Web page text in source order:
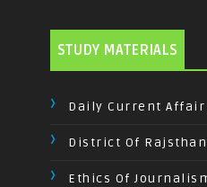
STUDY MATERIALS
Daily Current Affair
District Of Rajsthan
Ethics Of